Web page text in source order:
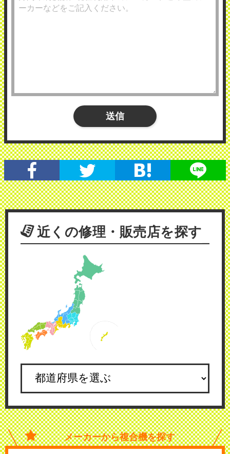
近くの修理・販売店を探す
メーカーから複合機を探す